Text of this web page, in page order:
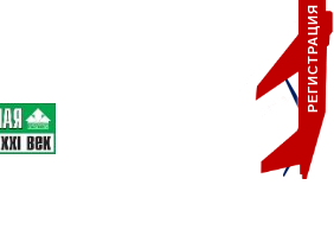
РЕГИСТРАЦИЯ